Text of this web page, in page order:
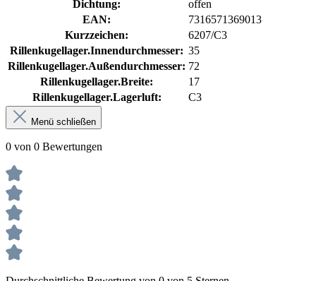
Dichtung:
offen
EAN:
7316571369013
Kurzzeichen:
6207/C3
Rillenkugellager.Innendurchmesser: 35
Rillenkugellager.Außendurchmesser: 72
Rillenkugellager.Breite:
17
Rillenkugellager.Lagerluft:
C3
Menü schließen
0 von 0 Bewertungen